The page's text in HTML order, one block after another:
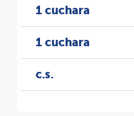
1 cuchara
1 cuchara
c.s.